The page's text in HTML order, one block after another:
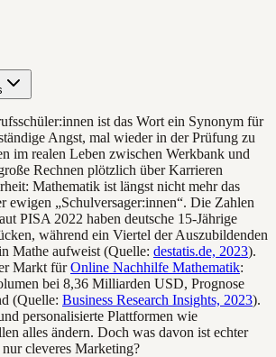
ist das Wort ein Synonym für
Angst, mal wieder in der Prüfung zu
im realen Leben zwischen Werkbank und
Rechnen plötzlich über Karrieren
Mathematik ist längst nicht mehr das
ewigen „Schulversager:innen“. Die Zahlen
PISA 2022 haben deutsche 15-Jährige
während ein Viertel der Auszubildenden
Mathe aufweist (Quelle: destatis.de, 2023).
Markt fürOnline Nachhilfe Mathematik:
bei 8,36 Milliarden USD, Prognose
(Quelle: Business Research Insights, 2023).
personalisierte Plattformen wie
alles ändern. Doch was davon ist echter
cleveres Marketing?